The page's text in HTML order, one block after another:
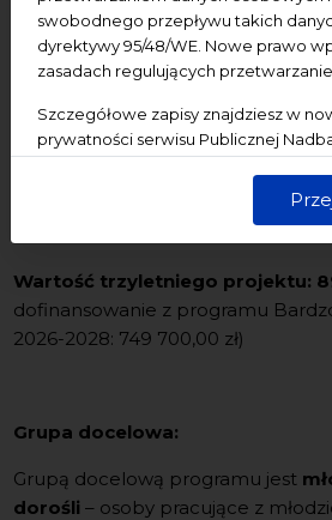
swobodnego przepływu takich
dyrektywy 95/48/WE. Nowe prawo
zasadach regulujących
Szczegółowe zapisy znajdziesz w
prywatności serwisu Publicznej
dane są przetwarzane w sposób
starannością i zgodnie z
Filharmonia Kaszubska -
Kultury
2026-
Wartość trzyletniego projektu:
dofinansowanie z programu
2026-2028: 749 700,00 zł)
Grupa docelowa:
Grupą docelową programu jest
dorośli – osoby pracujące z